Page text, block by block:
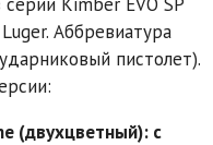
Аббревиатура
пистолет).
(двухцветный): с